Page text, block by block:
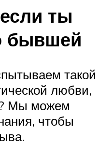
ты
бывшей
такой
любви,
Мы можем
чтобы